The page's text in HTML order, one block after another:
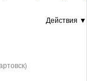
Действия ▼